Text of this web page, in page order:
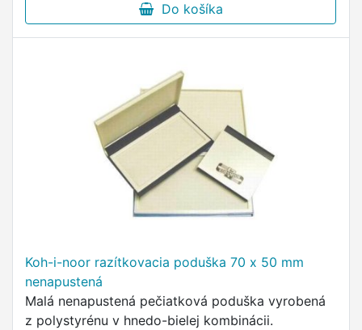
Do košíka
Koh-i-noor razítkovacia poduška 70 x 50 mm
nenapustená
Malá nenapustená pečiatková poduška vyrobená
z polystyrénu v hnedo-bielej kombinácii.